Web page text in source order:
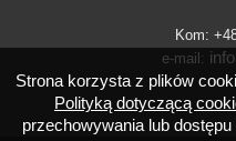
Kom:
e-mail:
Strona korzysta z plików
Polityką dotyczącą
przechowywania lub